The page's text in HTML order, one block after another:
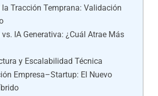
la Tracción Temprana: Validación
IA Generativa: ¿Cuál Atrae Más
y Escalabilidad Técnica
Empresa–Startup: El Nuevo